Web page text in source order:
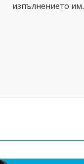
изпълнението им.